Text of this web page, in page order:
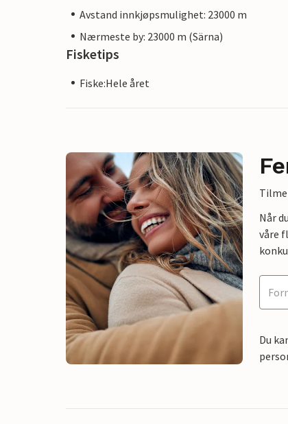
Avstand innkjøpsmulighet: 23000 m
Nærmeste by: 23000 m (Särna)
Fisketips
Fiske:Hele året
Når
våre
Du